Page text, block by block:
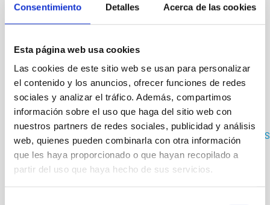
Consentimiento Detalles Acerca de las cookies
Esta página web usa cookies
Las cookies de este sitio web se usan para personalizar
el contenido y los anuncios, ofrecer funciones de redes
sociales y analizar el tráfico. Además, compartimos
información sobre el uso que haga del sitio web con
nuestros partners de redes sociales, publicidad y análisis
web, quienes pueden combinarla con otra información
que les haya proporcionado o que hayan recopilado a
partir del uso que haya hecho de sus servicios.
IAC de su nuevo puesto de trabajo (Tenerife o La Palma).
Solicitantes no pertenecientes a la UE: Los aspirantes no
cuenta que antes de suscribir el contrato con el IAC deben estar
en posesión de la documentación necesaria para residir y
trabajar en España (tarjeta del NIE).
Presentación de solicitudes: Deberán presentarse a través
de medios electrónicos a través del sistema de aplicación
telemáticahttps://servicios-
iac.sede.gob.es/procedimientos/portada/idp/390/language/es_ES
Alternativamente, puede seguir las instrucciones que se
detallan en el correspondiente anuncio oficial en nuestra